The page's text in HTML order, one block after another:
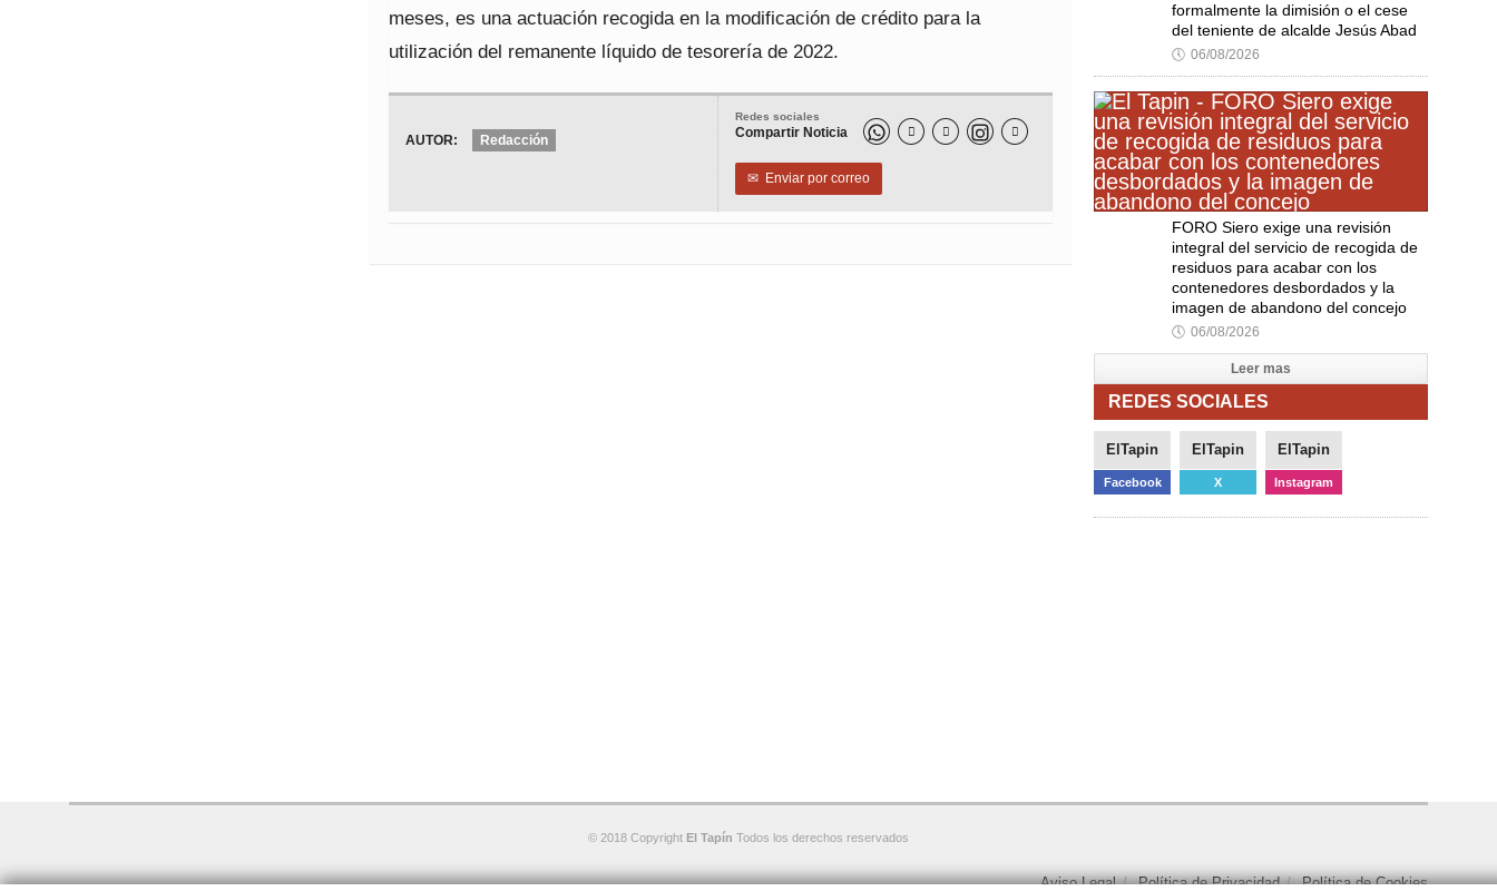
meses, es una actuación recogida en la modificación de crédito para la
utilización del remanente líquido de tesorería de 2022.
Redes sociales
Compartir Noticia   
✉ Enviar por correo
AUTOR: Redacción
formalmente la dimisión o el cese
del teniente de alcalde Jesús Abad
🕔 06/08/2026
FORO Siero exige una revisión
integral del servicio de recogida de
residuos para acabar con los
contenedores desbordados y la
imagen de abandono del concejo
🕔 06/08/2026
Leer mas
REDES SOCIALES
ElTapin
Facebook
ElTapin
X
ElTapin
Instagram
© 2018 Copyright El Tapín Todos los derechos reservados
Aviso Legal Política de Privacidad Política de Cookies